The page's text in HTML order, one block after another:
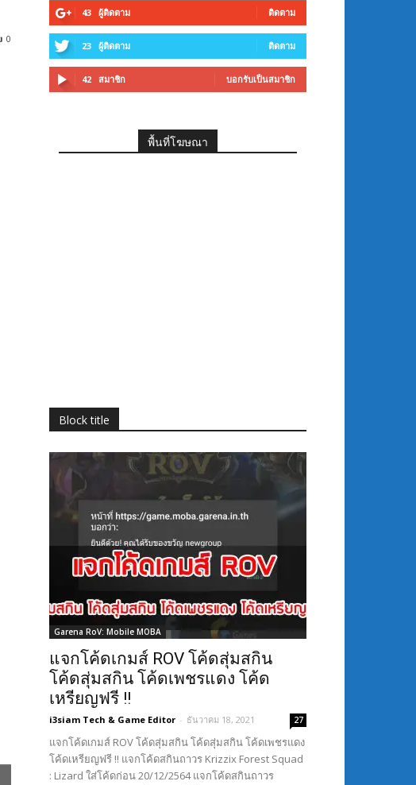
0
43 ผู้ติดตาม ติดตาม
23 ผู้ติดตาม ติดตาม
42 สมาชิก บอกรับเป็นสมาชิก
พื้นที่โฆษณา
Block title
Garena RoV: Mobile MOBA
แจกโค้ดเกมส์ ROV โค้ดสุ่มสกิน
โค้ดสุ่มสกิน โค้ดเพชรแดง โค้ด
เหรียญฟรี !!
i3siam Tech & Game Editor - ธันวาคม 18, 2021 27
แจกโค้ดเกมส์ ROV โค้ดสุ่มสกิน โค้ดสุ่มสกิน โค้ดเพชรแดง
โค้ดเหรียญฟรี !! แจกโค้ดสกินถาวร Krizzix Forest Squad
: Lizard ใส่โค้ดก่อน 20/12/2564 แจกโค้ดสกินถาวร